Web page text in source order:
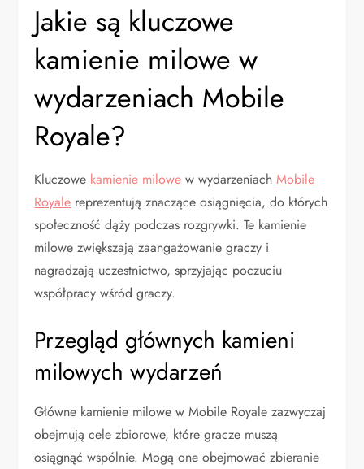
Jakie są kluczowe
kamienie milowe w
wydarzeniach Mobile
Royale?
Kluczowe kamienie milowe w wydarzeniachMobile
Royale reprezentują znaczące osiągnięcia, do których
społeczność dąży podczas rozgrywki. Te kamienie
milowe zwiększają zaangażowanie graczy i
nagradzają uczestnictwo, sprzyjając poczuciu
współpracy wśród graczy.
Przegląd głównych kamieni
milowych wydarzeń
Główne kamienie milowe w Mobile Royale zazwyczaj
obejmują cele zbiorowe, które gracze muszą
osiągnąć wspólnie. Mogą one obejmować zbieranie